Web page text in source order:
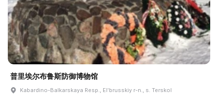
普里埃尔布鲁斯防御博物馆
Kabardino-Balkarskaya Resp., Elʹbrusskiy r-n., s. Terskol